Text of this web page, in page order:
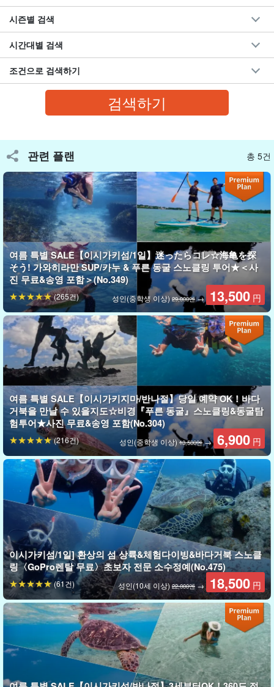
환상의 섬(정식명칭: 하마지마)
있는 '환상의 섬(정식명칭: 하마지마)은 밀물과 썰물에 따라 사라지
기도 하고 나타나기도 하기 때문에 '환상의 섬'이라고 불린다.환상의
섬 '라고 불리고 있습니다.
섬 주변은 수심이 얕아 어린아이들의 물놀이에 적합하다! 모래사장
에 누워 있기도 한다,360도의 절경과 함께 사진도 많이 찍어보자.
石西礁湖(석서초호)
이시가키섬과 이리오모테섬 사이에 펼쳐진 일본 최대 규모의 산호
초 해역 '이시이자오코'에서 당일 날씨와 조수 등을 고려하여 최적의
포인트를 선정합니다.
귀여운 곰치 등 다채로운 열대어의 세계를 즐겨보세요.
시즌별 검색
시간대별 검색
조건으로 검색하기
관련 플랜 총 5건
여름 특별 SALE【이시가키섬/1일】迷ったらコレ☆海亀を探
そう! 가와히라만 SUP/카누 & 푸른 동굴 스노클링 투어★＜사
진 무료&송영 포함＞(No.349)
성인(중학생 이상)29,000엔→ 13,500 円
(265건)
여름 특별 SALE【이시가키지마/반나절】당일 예약 OK！바다
거북을 만날 수 있을지도☆비경『푸른 동굴』스노클링&동굴탐
험투어★사진 무료&송영 포함(No.304)
성인(중학생 이상)13,500엔→ 6,900 円
(216건)
이시가키섬/1일] 환상의 섬 상륙&체험다이빙&바다거북 스노클
링〈GoPro렌탈 무료〉초보자 전문 소수정예(No.475)
성인(10세 이상) 22,000엔 → 18,500 円
(61건)